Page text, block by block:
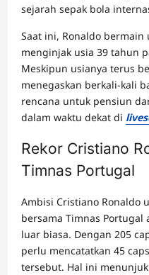
sejarah sepak bola
Saat ini, Ronaldo
menginjak usia 39 tahun
Meskipun usianya terus
menegaskan berkali-kali
rencana untuk pensiun
dalam waktu dekat di
Rekor Cristiano
Timnas Portugal
Ambisi Cristiano Ronaldo
bersama Timnas
luar biasa. Dengan 205
perlu mencatatkan 45
tersebut. Hal ini